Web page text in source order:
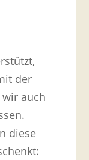
der
auch
diese